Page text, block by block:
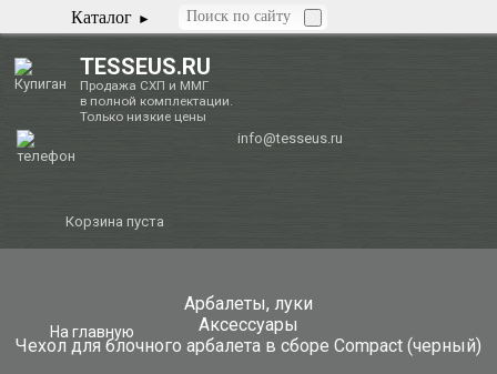
Каталог
TESSEUS.RU
Продажа СХП и ММГ
в полной комплектации.
Только низкие цены
info@tesseus.ru
Корзина пуста
Арбалеты, луки
Аксессуары
Чехол для блочного арбалета в сборе Compact (черный)
На главную